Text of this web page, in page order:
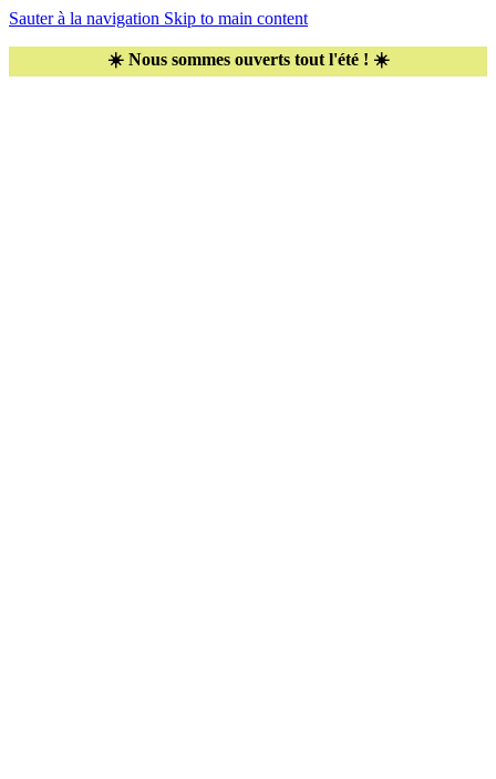
Sauter à la navigation Skip to main content
☀️ Nous sommes ouverts tout l'été ! ☀️